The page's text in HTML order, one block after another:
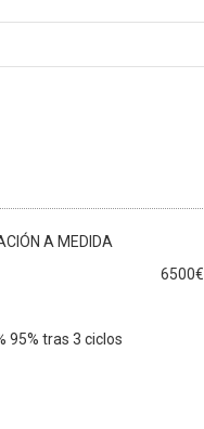
A MEDIDA
6500€
95% tras 3 ciclos